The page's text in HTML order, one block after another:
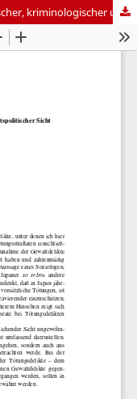
Tötungsdelikte in Japan aus kriminalistischer, kriminologischer und rechtspolitischer Sicht